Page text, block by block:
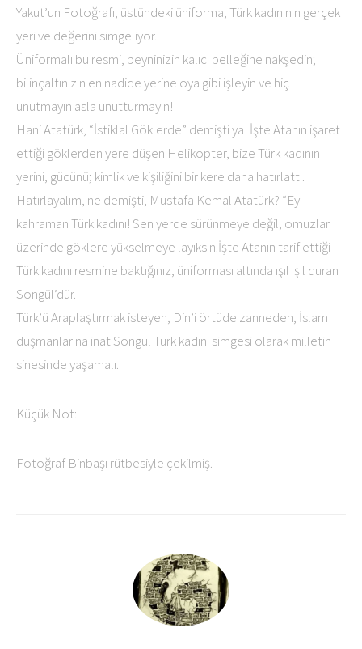
Yakut’un Fotoğrafı, üstündeki üniforma, Türk kadınının gerçek
yeri ve değerini simgeliyor.
Üniformalı bu resmi, beyninizin kalıcı belleğine nakşedin;
bilinçaltınızın en nadide yerine oya gibi işleyin ve hiç
unutmayın asla unutturmayın!
Hani Atatürk, “İstiklal Göklerde” demişti ya! İşte Atanın işaret
ettiği göklerden yere düşen Helikopter, bize Türk kadının
yerini, gücünü; kimlik ve kişiliğini bir kere daha hatırlattı.
Hatırlayalım, ne demişti, Mustafa Kemal Atatürk? “Ey
kahraman Türk kadını! Sen yerde sürünmeye değil, omuzlar
üzerinde göklere yükselmeye layıksın.İşte Atanın tarif ettiği
Türk kadını resmine baktığınız, üniforması altında ışıl ışıl duran
Songül’dür.
Türk’ü Araplaştırmak isteyen, Din’i örtüde zanneden, İslam
düşmanlarına inat Songül Türk kadını simgesi olarak milletin
sinesinde yaşamalı.
Küçük Not:
Fotoğraf Binbaşı rütbesiyle çekilmiş.